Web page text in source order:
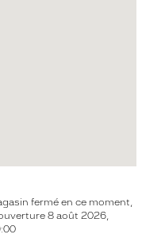
fermé en ce moment,
8 août 2026,